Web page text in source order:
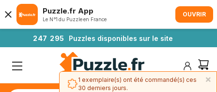
247 295 Puzzles disponibles sur le site
Puzzle.fr App
Le N°1 du Puzzle en France
OUVRIR
×
1 exemplaire(s) ont été commandé(s) ces
30 derniers jours.